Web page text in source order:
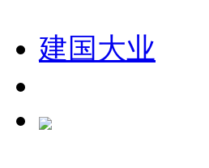
建国大业